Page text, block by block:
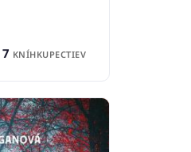
7 KNÍHKUPECTIEV